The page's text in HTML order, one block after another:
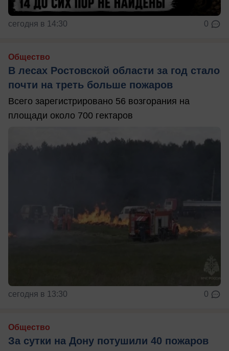
сегодня в 14:30 0
Общество
В лесах Ростовской области за год стало
почти на треть больше пожаров
Всего зарегистрировано 56 возгорания на
площади около 700 гектаров
сегодня в 13:30 0
Общество
За сутки на Дону потушили 40 пожаров